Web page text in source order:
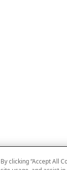
By clicking “Accept All